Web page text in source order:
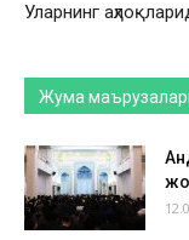
Уларнинг
Жума